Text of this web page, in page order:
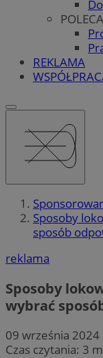
REKLAMA
Sposoby
sposób
reklama
Sposoby
wybrać
09 września 2024
Czas czytania: 3